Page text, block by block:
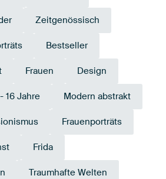
Zeitgenössisch
Bestseller
Frauen Design
16 Jahre Modern abstrakt
Frauenporträts
Frida
Traumhafte Welten